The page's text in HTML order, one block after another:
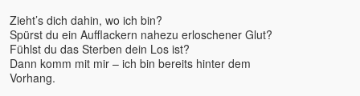
Edgar OWK Hofer
Egobuster Verena Fleißner
Eli
Elios
Zieht’s dich dahin, wo ich bin?
Spürst du ein Aufflackern nahezu erloschener Glut?
Fühlst du das Sterben dein Los ist?
Dann komm mit mir – ich bin bereits hinter dem
Vorhang.